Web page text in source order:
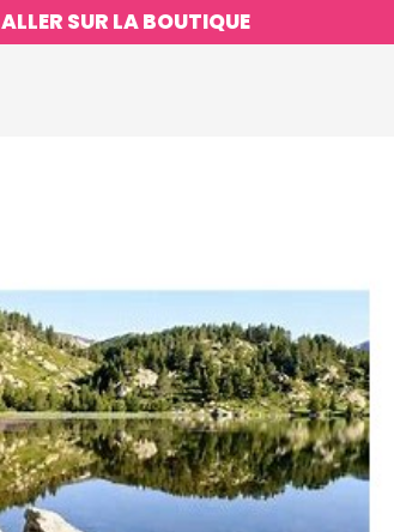
ALLER SUR LA BOUTIQUE